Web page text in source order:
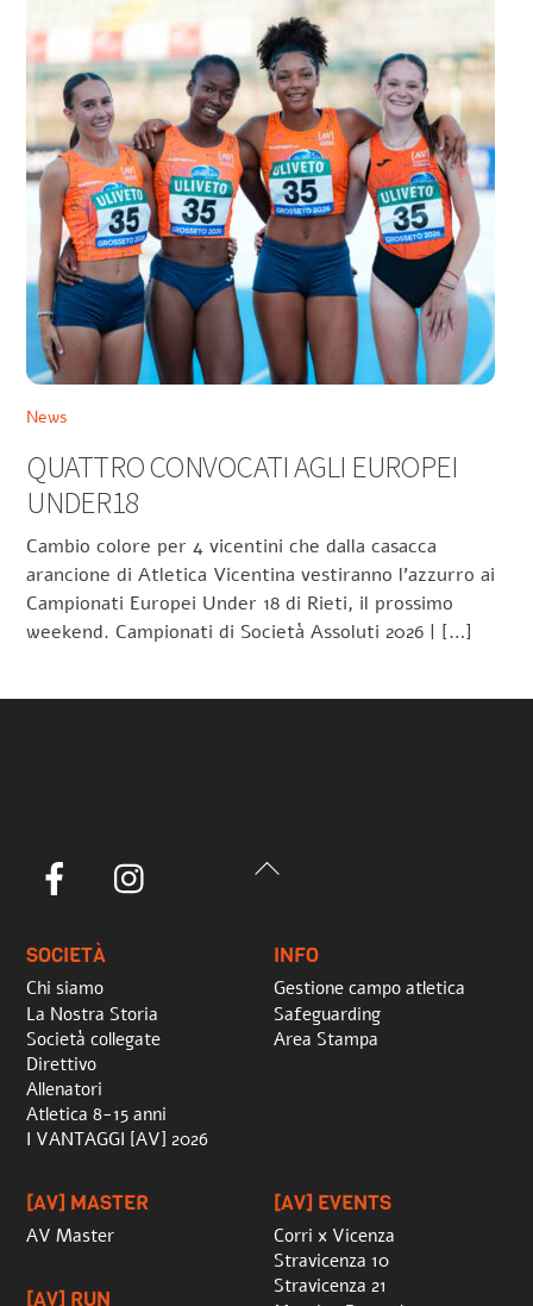
News
QUATTRO CONVOCATI AGLI EUROPEI
UNDER18
Cambio colore per 4 vicentini che dalla casacca
arancione di Atletica Vicentina vestiranno l’azzurro ai
Campionati Europei Under 18 di Rieti, il prossimo
weekend. Campionati di Società Assoluti 2026 | […]
Back
Facebook
SOCIETÀ
Chi siamo
La Nostra Storia
Società collegate
Direttivo
Allenatori
Atletica 8-15 anni
I VANTAGGI [AV] 2026
INFO
Gestione campo atletica
Safeguarding
Area Stampa
[AV] MASTER
AV Master
[AV] RUN
[AV] EVENTS
Corri x Vicenza
Stravicenza 10
Stravicenza 21